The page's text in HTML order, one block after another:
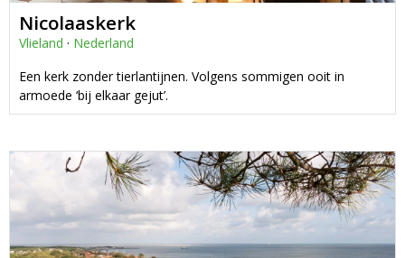
Nicolaaskerk
Vlieland · Nederland
Een kerk zonder tierlantijnen. Volgens sommigen ooit in
armoede ‘bij elkaar gejut’.